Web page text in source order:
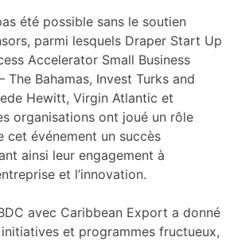
été possible sans le soutien
parmi lesquels Draper Start Up
Accelerator Small Business
The Bahamas, Invest Turks and
Hewitt, Virgin Atlantic et
organisations ont joué un rôle
cet événement un succès
ainsi leur engagement à
et l’innovation.
avec Caribbean Export a donné
et programmes fructueux,